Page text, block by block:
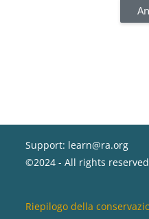
Support: learn@ra.org
©2024 - All rights
Riepilogo della